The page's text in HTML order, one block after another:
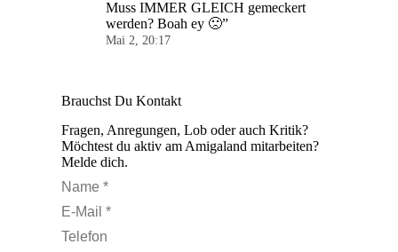
Muss IMMER GLEICH gemeckert
werden? Boah ey 🙁”
Mai 2, 20:17
Brauchst Du Kontakt
Fragen, Anregungen, Lob oder auch Kritik?
Möchtest du aktiv am Amigaland mitarbeiten?
Melde dich.
Name *
E-Mail *
Telefon